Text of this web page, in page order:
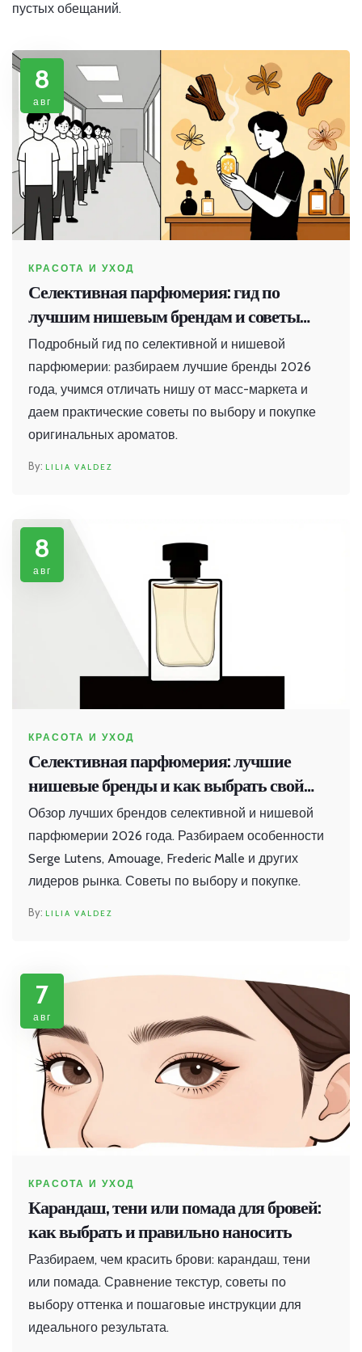
пустых обещаний.
8
авг
КРАСОТА И УХОД
Селективная парфюмерия: гид по
лучшим нишевым брендам и советы
новичкам
Подробный гид по селективной и нишевой
парфюмерии: разбираем лучшие бренды 2026
года, учимся отличать нишу от масс-маркета и
даем практические советы по выбору и покупке
оригинальных ароматов.
LILIA VALDEZ
8
авг
КРАСОТА И УХОД
Селективная парфюмерия: лучшие
нишевые бренды и как выбрать свой
аромат
Обзор лучших брендов селективной и нишевой
парфюмерии 2026 года. Разбираем особенности
Serge Lutens, Amouage, Frederic Malle и других
лидеров рынка. Советы по выбору и покупке.
LILIA VALDEZ
7
авг
КРАСОТА И УХОД
Карандаш, тени или помада для бровей:
как выбрать и правильно наносить
Разбираем, чем красить брови: карандаш, тени
или помада. Сравнение текстур, советы по
выбору оттенка и пошаговые инструкции для
идеального результата.